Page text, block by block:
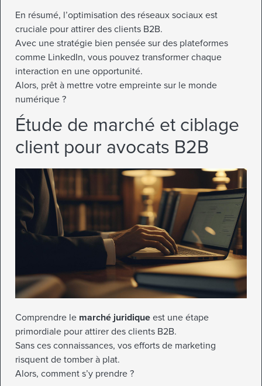
En résumé, l’optimisation des réseaux sociaux est
cruciale pour attirer des clients B2B.
Avec une stratégie bien pensée sur des plateformes
comme LinkedIn, vous pouvez transformer chaque
interaction en une opportunité.
Alors, prêt à mettre votre empreinte sur le monde
numérique ?
Étude de marché et ciblage
client pour avocats B2B
Comprendre le marché juridique est une étape
primordiale pour attirer des clients B2B.
Sans ces connaissances, vos efforts de marketing
risquent de tomber à plat.
Alors, comment s’y prendre ?